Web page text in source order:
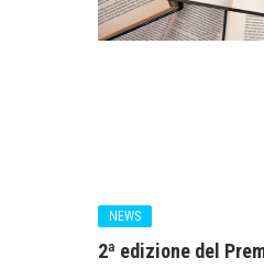
NEWS
2ª edizione del